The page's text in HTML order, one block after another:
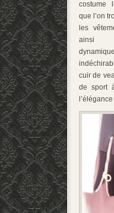
costume
que l’on
les
ainsi
cuir de
de sport